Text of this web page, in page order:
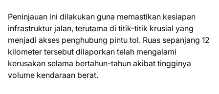
​Peninjauan ini dilakukan guna memastikan kesiapan
infrastruktur jalan, terutama di titik-titik krusial yang
menjadi akses penghubung pintu tol. Ruas sepanjang 12
kilometer tersebut dilaporkan telah mengalami
kerusakan selama bertahun-tahun akibat tingginya
volume kendaraan berat.